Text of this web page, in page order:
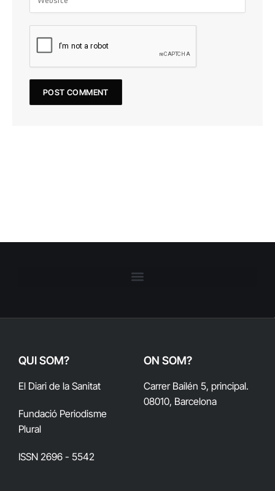
QUI SOM?
El Diari de la Sanitat
Fundació Periodisme
Plural
ISSN 2696 - 5542
ON SOM?
Carrer Bailén 5, principal.
08010, Barcelona